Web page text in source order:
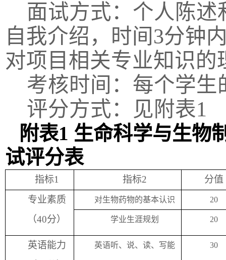
面试方式：个人陈
自我介绍，时间3分钟
对项目相关专业知识
考核时间：每个学生
评分方式：见附表1
附表1 生命科学与生物
试评分表
指标1 指标2
分值
专业素质
（40分）
对生物药物的基本认识 20
学业生涯规划 20
英语能力
英语听、说、读、写能 30